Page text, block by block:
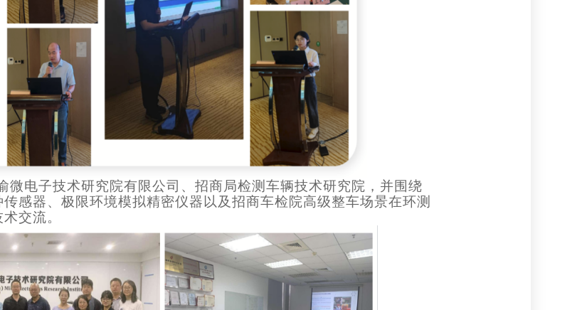
微电子技术研究院有限公司、招商局检测车辆技术研究院，并围绕
感器、极限环境模拟精密仪器以及招商车检院高级整车场景在环测
交流。